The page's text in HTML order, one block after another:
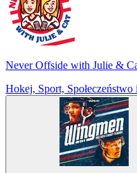
Never Offside with Julie &
Hokej, Sport,